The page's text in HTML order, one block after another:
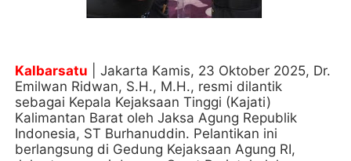
Kalbarsatu | Jakarta Kamis, 23 Oktober 2025, Dr.
Emilwan Ridwan, S.H., M.H., resmi dilantik
sebagai Kepala Kejaksaan Tinggi (Kajati)
Kalimantan Barat oleh Jaksa Agung Republik
Indonesia, ST Burhanuddin. Pelantikan ini
berlangsung di Gedung Kejaksaan Agung RI,